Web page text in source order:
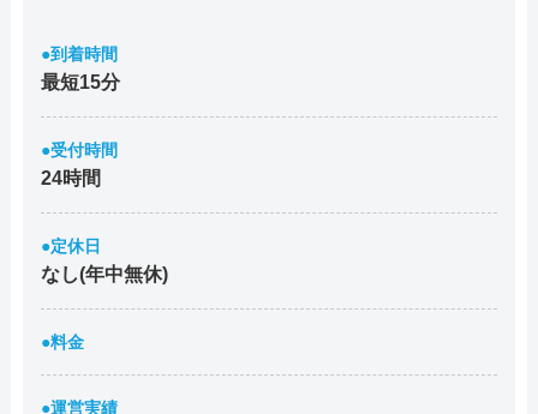
●到着時間
最短15分
●受付時間
24時間
●定休日
なし(年中無休)
●料金
●運営実績